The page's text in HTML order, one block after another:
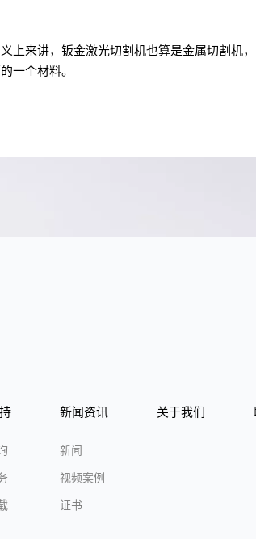
上来讲，钣金激光切割机也算是金属切割机
一个材料。
新闻资讯
新闻
视频案例
证书
关于我们